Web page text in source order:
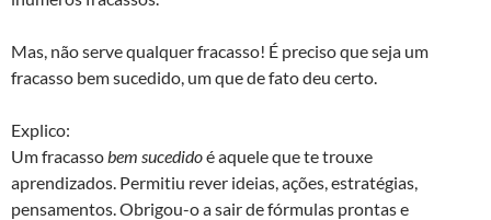
Mas, não serve qualquer fracasso! É preciso que seja um
fracasso bem sucedido, um que de fato deu certo.
Explico:
Um fracasso bem sucedidoé aquele que te trouxe
aprendizados. Permitiu rever ideias, ações, estratégias,
pensamentos. Obrigou-o a sair de fórmulas prontas e